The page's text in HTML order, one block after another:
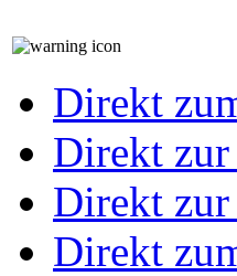
Direkt
Direkt
Direkt zur
Direkt